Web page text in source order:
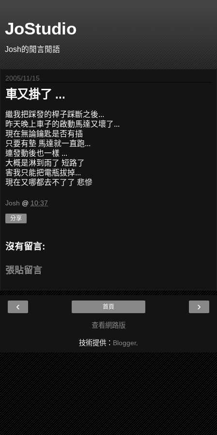
JoStudio
Josh的閒言閒語
2005/11/15
車又掛了 ...
繼我把踩發的桿子踩斷之後...
昨天晚上車子的啟動馬達又壞了...
現在無論鑰匙是否有插
只要有墊 馬達就一直跑...
連發動後也一樣 ...
大概是淋到雨了 短路了
害我只能把電瓶拔掉...
現在又哪都去不了了 悲慘
Josh @ 10:37
分享
沒有留言:
張貼留言
‹ ›
首頁
查看網路版
技術提供： Blogger.